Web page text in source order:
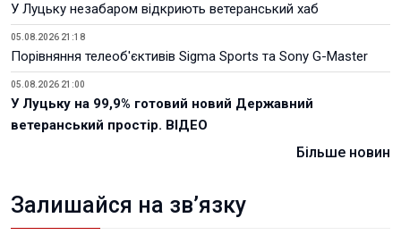
У Луцьку незабаром відкриють ветеранський хаб
05.08.2026 21:18
Порівняння телеоб'єктивів Sigma Sports та Sony G-Master
05.08.2026 21:00
У Луцьку на 99,9% готовий новий Державний
ветеранський простір. ВІДЕО
Більше новин
Залишайся на зв’язку